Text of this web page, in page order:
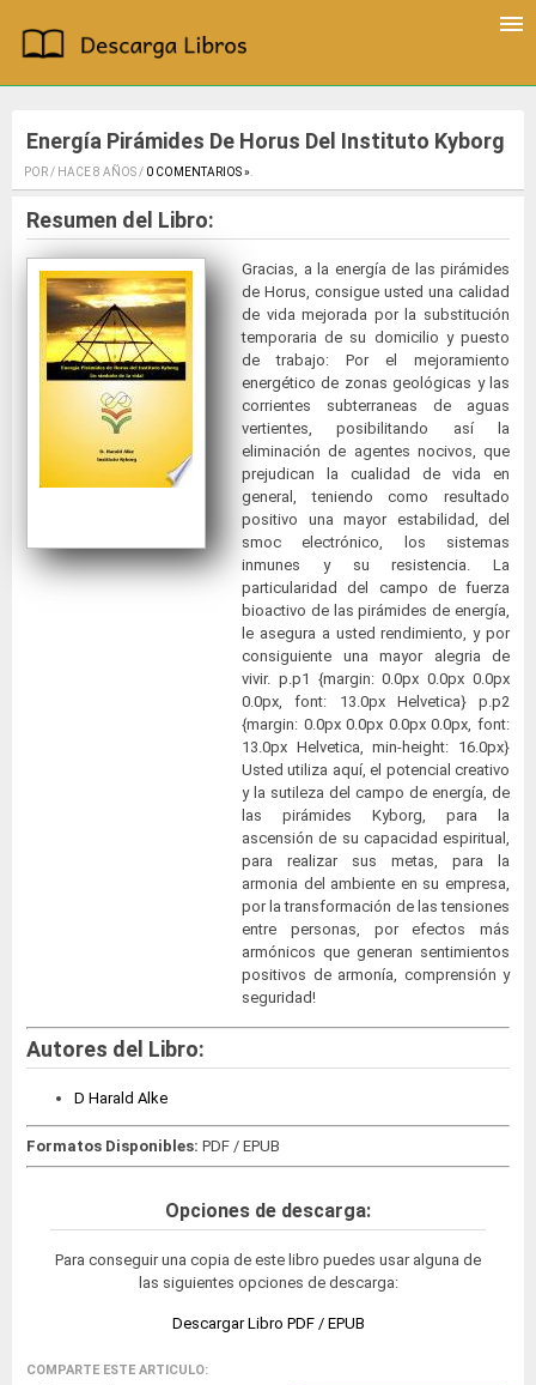
Energía Pirámides De Horus Del Instituto Kyborg
POR / HACE 8 AÑOS / 0 COMENTARIOS ».
Resumen del Libro:
Gracias, a la energía de las pirámides
de Horus, consigue usted una calidad
de vida mejorada por la substitución
temporaria de su domicilio y puesto
de trabajo: Por el mejoramiento
energético de zonas geológicas y las
corrientes subterraneas de aguas
vertientes, posibilitando así la
eliminación de agentes nocivos, que
prejudican la cualidad de vida en
general, teniendo como resultado
positivo una mayor estabilidad, del
smoc electrónico, los sistemas
inmunes y su resistencia. La
particularidad del campo de fuerza
bioactivo de las pirámides de energía,
le asegura a usted rendimiento, y por
consiguiente una mayor alegria de
vivir. p.p1 {margin: 0.0px 0.0px 0.0px
0.0px, font: 13.0px Helvetica} p.p2
{margin: 0.0px 0.0px 0.0px 0.0px, font:
13.0px Helvetica, min-height: 16.0px}
Usted utiliza aquí, el potencial creativo
y la sutileza del campo de energía, de
las pirámides Kyborg, para la
ascensión de su capacidad espiritual,
para realizar sus metas, para la
armonia del ambiente en su empresa,
por la transformación de las tensiones
entre personas, por efectos más
armónicos que generan sentimientos
positivos de armonía, comprensión y
seguridad!
Autores del Libro:
D Harald Alke
Formatos Disponibles: PDF / EPUB
Opciones de descarga:
Para conseguir una copia de este libro puedes usar alguna de
las siguientes opciones de descarga:
Descargar Libro PDF / EPUB
COMPARTE ESTE ARTICULO: